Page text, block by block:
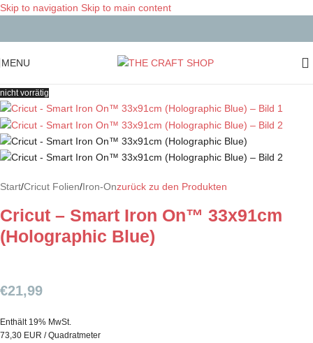
Skip to navigation Skip to main content
MENU
nicht vorrätig
Start/Cricut Folien/Iron-Onzurück zu den Produkten
Cricut – Smart Iron On™ 33x91cm
(Holographic Blue)
€21,99
Enthält 19% MwSt.
73,30 EUR / Quadratmeter